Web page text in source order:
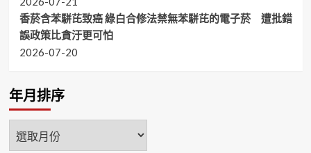
香菸含苯駢芘致癌 綠白合修法禁無苯駢芘的電子菸 遭批錯
誤政策比貪汙更可怕
2026-07-20
年月排序
年
月